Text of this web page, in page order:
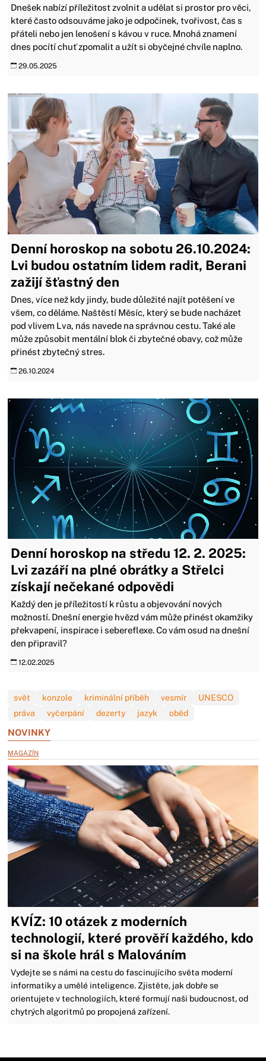
Dnešek nabízí příležitost zvolnit a udělat si prostor pro věci,
které často odsouváme jako je odpočinek, tvořivost, čas s
přáteli nebo jen lenošení s kávou v ruce. Mnohá znamení
dnes pocítí chuť zpomalit a užít si obyčejné chvíle naplno.
29.05.2025
Denní horoskop na sobotu 26.10.2024:
Lvi budou ostatním lidem radit, Berani
zažijí šťastný den
Dnes, více než kdy jindy, bude důležité najít potěšení ve
všem, co děláme. Naštěstí Měsíc, který se bude nacházet
pod vlivem Lva, nás navede na správnou cestu. Také ale
může způsobit mentální blok či zbytečné obavy, což může
přinést zbytečný stres.
26.10.2024
Denní horoskop na středu 12. 2. 2025:
Lvi zazáří na plné obrátky a Střelci
získají nečekané odpovědi
Každý den je příležitostí k růstu a objevování nových
možností. Dnešní energie hvězd vám může přinést okamžiky
překvapení, inspirace i sebereflexe. Co vám osud na dnešní
den připravil?
12.02.2025
svět konzole kriminální příběh vesmír
UNESCO
práva
vyčerpání dezerty jazyk oběd
NOVINKY
MAGAZÍN
KVÍZ: 10 otázek z moderních
technologií, které prověří každého, kdo
si na škole hrál s Malováním
Vydejte se s námi na cestu do fascinujícího světa moderní
informatiky a umělé inteligence. Zjistěte, jak dobře se
orientujete v technologiích, které formují naši budoucnost, od
chytrých algoritmů po propojená zařízení.